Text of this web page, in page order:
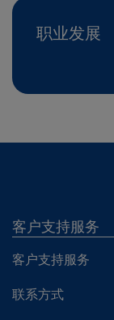
职业发展
客户支持服务
客户支持服务
联系方式